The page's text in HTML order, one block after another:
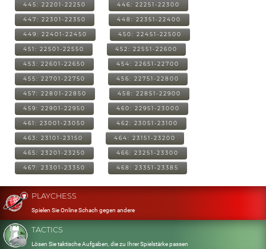
445: 22201-22250 446: 22251-22300
447: 22301-22350 448: 22351-22400
449: 22401-22450 450: 22451-22500
451: 22501-22550 452: 22551-22600
453: 22601-22650 454: 22651-22700
455: 22701-22750 456: 22751-22800
457: 22801-22850 458: 22851-22900
459: 22901-22950 460: 22951-23000
461: 23001-23050 462: 23051-23100
463: 23101-23150 464: 23151-23200
465: 23201-23250 466: 23251-23300
467: 23301-23350 468: 23351-23385
PLAYCHESS
Spielen Sie Online Schach gegen andere
TACTICS
Lösen Sie taktische Aufgaben, die zu Ihrer Spielstärke passen